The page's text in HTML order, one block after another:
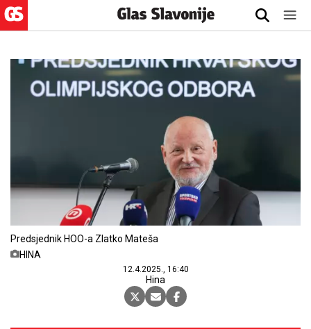
Predsjednik HOO-a Zlatko Mateša
HINA
12.4.2025., 16:40
Hina